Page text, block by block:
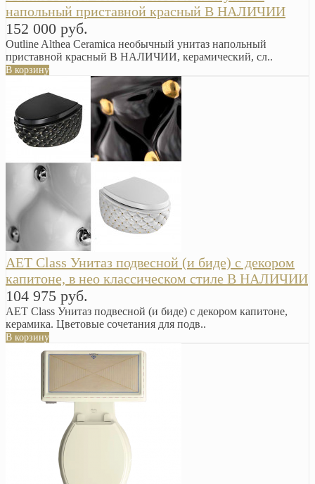
напольный приставной красный В НАЛИЧИИ
152 000 руб.
Outline Althea Ceramica необычный унитаз напольный
приставной красный В НАЛИЧИИ, керамический, сл..
В корзину
AET Class Унитаз подвесной (и биде) с декором
капитоне, в нео классическом стиле В НАЛИЧИИ
104 975 руб.
AET Class Унитаз подвесной (и биде) с декором капитоне,
керамика. Цветовые сочетания для подв..
В корзину